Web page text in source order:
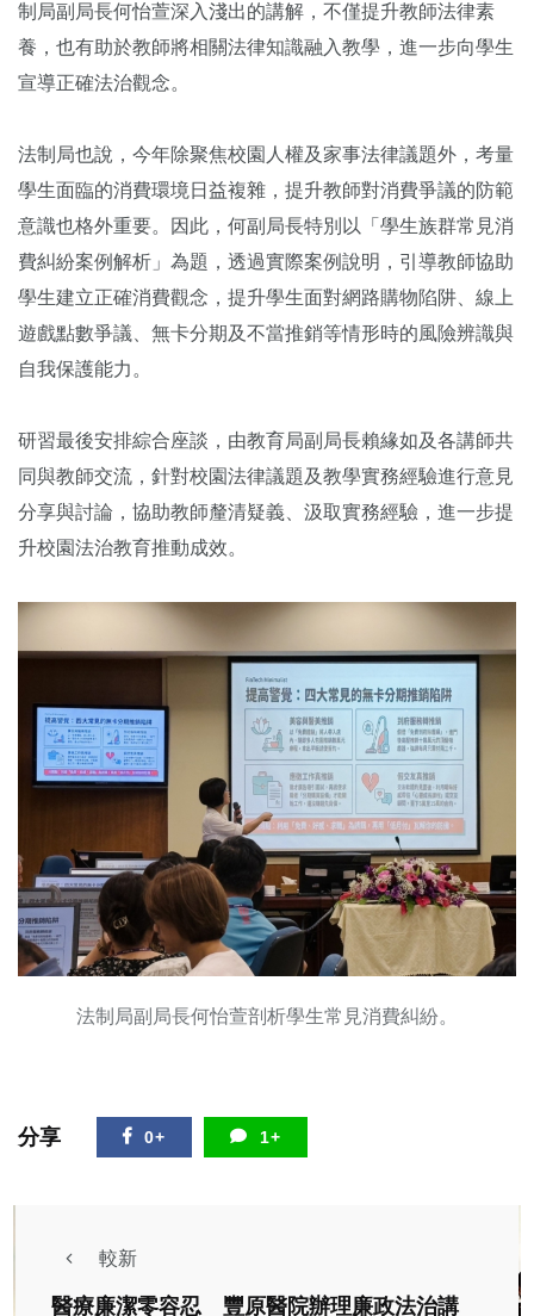
制局副局長何怡萱深入淺出的講解，不僅提升教師法律素
養，也有助於教師將相關法律知識融入教學，進一步向學生
宣導正確法治觀念。
法制局也說，今年除聚焦校園人權及家事法律議題外，考量
學生面臨的消費環境日益複雜，提升教師對消費爭議的防範
意識也格外重要。因此，何副局長特別以「學生族群常見消
費糾紛案例解析」為題，透過實際案例說明，引導教師協助
學生建立正確消費觀念，提升學生面對網路購物陷阱、線上
遊戲點數爭議、無卡分期及不當推銷等情形時的風險辨識與
自我保護能力。
研習最後安排綜合座談，由教育局副局長賴緣如及各講師共
同與教師交流，針對校園法律議題及教學實務經驗進行意見
分享與討論，協助教師釐清疑義、汲取實務經驗，進一步提
升校園法治教育推動成效。
法制局副局長何怡萱剖析學生常見消費糾紛。
分享 0+ 1+
較新
醫療廉潔零容忍 豐原醫院辦理廉政法治講